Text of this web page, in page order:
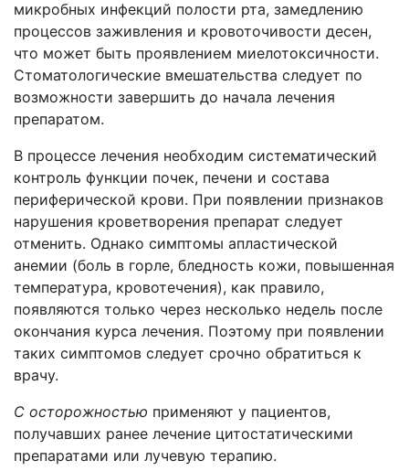
микробных инфекций полости рта, замедлению
процессов заживления и кровоточивости десен,
что может быть проявлением миелотоксичности.
Стоматологические вмешательства следует по
возможности завершить до начала лечения
препаратом.
В процессе лечения необходим систематический
контроль функции почек, печени и состава
периферической крови. При появлении признаков
нарушения кроветворения препарат следует
отменить. Однако симптомы апластической
анемии (боль в горле, бледность кожи, повышенная
температура, кровотечения), как правило,
появляются только через несколько недель после
окончания курса лечения. Поэтому при появлении
таких симптомов следует срочно обратиться к
врачу.
С осторожностью применяют у пациентов,
получавших ранее лечение цитостатическими
препаратами или лучевую терапию.